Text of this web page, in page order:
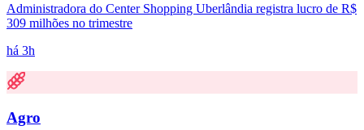
Administradora do Center Shopping Uberlândia registra lucro de R$
309 milhões no trimestre
há 3h
Agro